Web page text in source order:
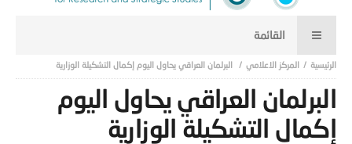
المركز الاعلامي البرلمان العراقي يحاول اليوم إكمال التشكيلة الوزارية
البرلمان العراقي يحاول اليوم
إكمال التشكيلة الوزارية